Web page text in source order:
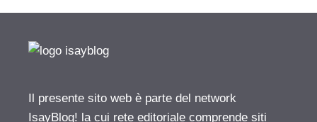
Il presente sito web è parte del network
IsayBlog! la cui rete editoriale comprende siti